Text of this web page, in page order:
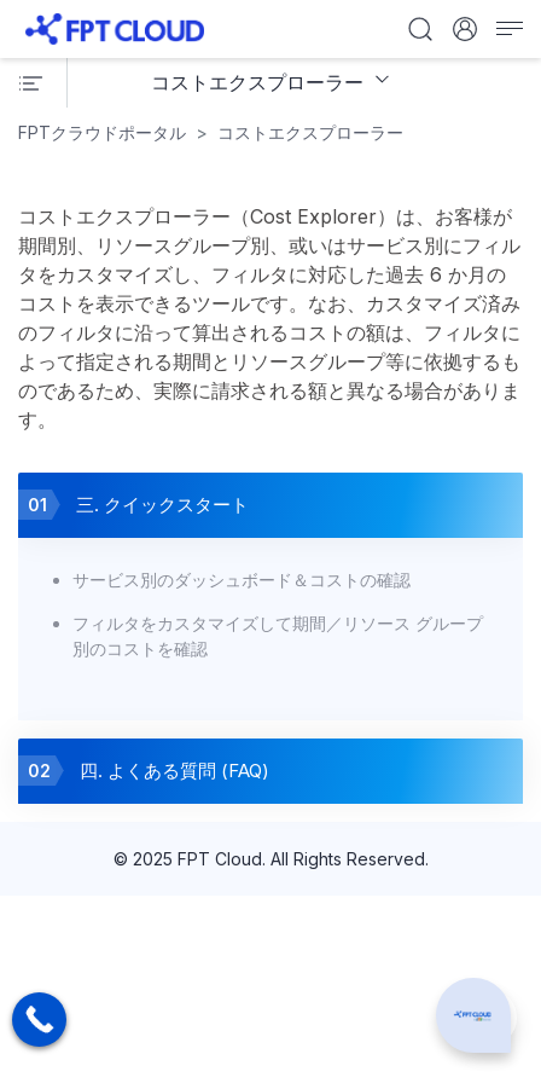
コストエクスプローラー
FPTクラウドポータル コストエクスプローラー
コストエクスプローラー（Cost Explorer）は、お客様が
期間別、リソースグループ別、或いはサービス別にフィル
タをカスタマイズし、フィルタに対応した過去 6 か月の
コストを表示できるツールです。なお、カスタマイズ済み
のフィルタに沿って算出されるコストの額は、フィルタに
よって指定される期間とリソースグループ等に依拠するも
のであるため、実際に請求される額と異なる場合がありま
す。
01 三. クイックスタート
サービス別のダッシュボード＆コストの確認
フィルタをカスタマイズして期間／リソース グループ
別のコストを確認
02 四. よくある質問 (FAQ)
© 2025 FPT Cloud. All Rights Reserved.
Can I